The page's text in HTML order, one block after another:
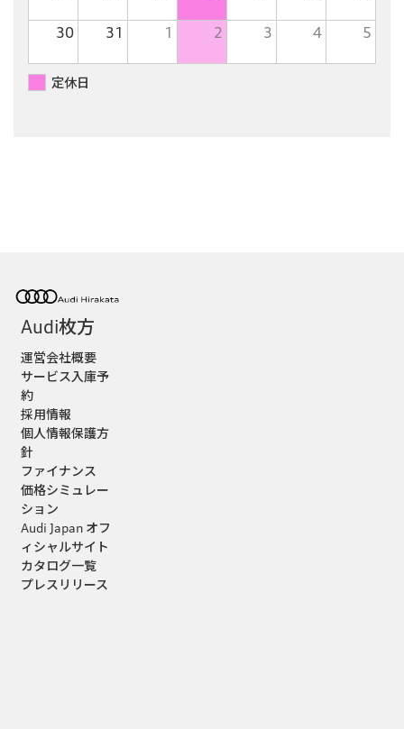
30 31 1 2 3 4 5
定休日
Audi枚方
運営会社概要
サービス入庫予
約
採用情報
個人情報保護方
針
ファイナンス
価格シミュレー
ション
Audi Japan オフ
ィシャルサイト
カタログ一覧
プレスリリース